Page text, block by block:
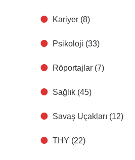
Kariyer (8)
Psikoloji (33)
Röportajlar (7)
Sağlık (45)
Savaş Uçakları (12)
THY (22)